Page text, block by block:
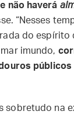
não haverá
“Nesses
do espírito
imundo,
públicos
sobretudo na